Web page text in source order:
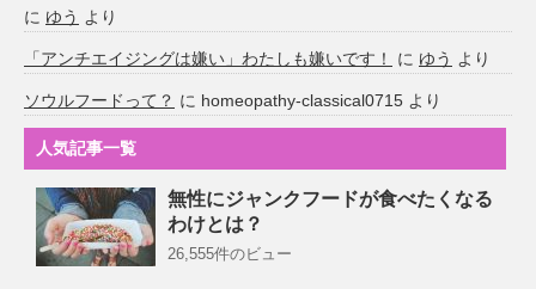
に ゆう より
「アンチエイジングは嫌い」わたしも嫌いです！ に ゆう より
ソウルフードって？ に homeopathy-classical0715 より
人気記事一覧
無性にジャンクフードが食べたくなる
わけとは？
26,555件のビュー